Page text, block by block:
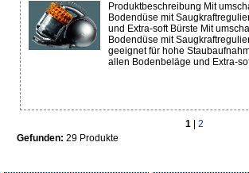
Produktbeschreibung Mit
Bodendüse mit
und Extra-soft Bürste Mit
Bodendüse mit
geeignet für hohe
allen Bodenbeläge und Extra-
1
2
Gefunden: 29 Produkte